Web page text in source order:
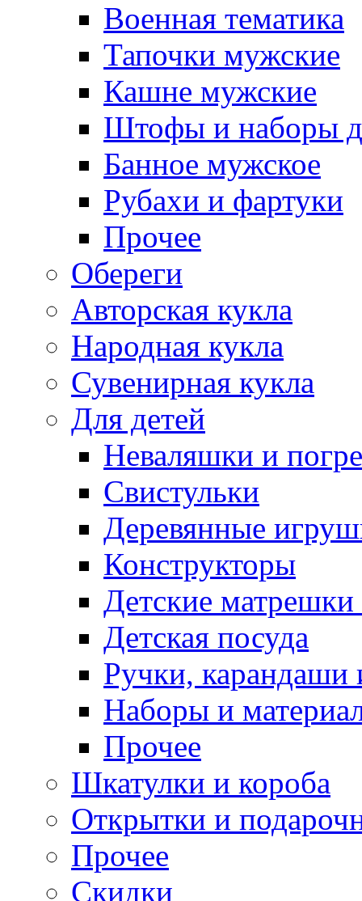
Военная тематика
Тапочки мужские
Кашне мужские
Штофы и наборы
Банное мужское
Рубахи и фартуки
Прочее
Обереги
Авторская кукла
Народная кукла
Сувенирная кукла
Для детей
Неваляшки и
Свистульки
Деревянные
Конструкторы
Детские
Детская посуда
Ручки,
Наборы и
Прочее
Шкатулки и короба
Открытки и
Прочее
Скидки